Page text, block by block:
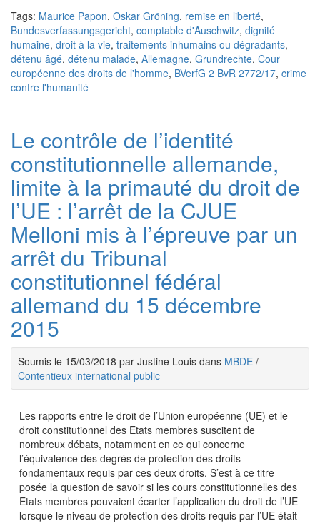
Tags: Maurice Papon, Oskar Gröning, remise en liberté,
Bundesverfassungsgericht, comptable d'Auschwitz, dignité
humaine, droit à la vie, traitements inhumains ou dégradants,
détenu âgé, détenu malade, Allemagne, Grundrechte, Cour
européenne des droits de l'homme, BVerfG 2 BvR 2772/17, crime
contre l'humanité
Le contrôle de l’identité
constitutionnelle allemande,
limite à la primauté du droit de
l’UE : l’arrêt de la CJUE
Melloni mis à l’épreuve par un
arrêt du Tribunal
constitutionnel fédéral
allemand du 15 décembre
2015
Soumis le 15/03/2018 par Justine Louis dans MBDE /
Contentieux international public
Les rapports entre le droit de l’Union européenne (UE) et le
droit constitutionnel des Etats membres suscitent de
nombreux débats, notamment en ce qui concerne
l’équivalence des degrés de protection des droits
fondamentaux requis par ces deux droits. S’est à ce titre
posée la question de savoir si les cours constitutionnelles des
Etats membres pouvaient écarter l’application du droit de l’UE
lorsque le niveau de protection des droits requis par l’UE était